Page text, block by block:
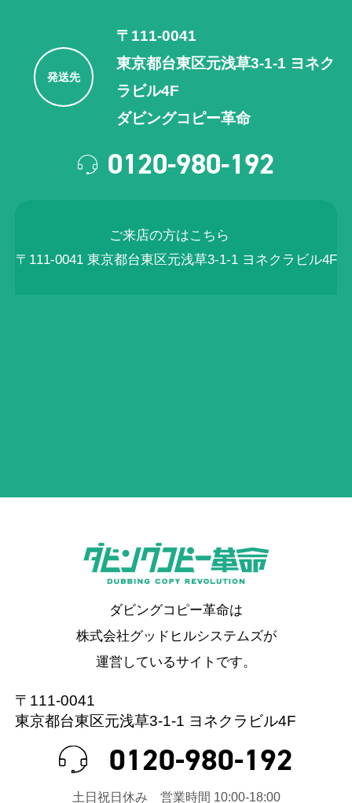
発送先
〒111-0041
東京都台東区元浅草3-1-1 ヨネク
ラビル4F
ダビングコピー革命
0120-980-192
ご来店の方はこちら
〒111-0041 東京都台東区元浅草3-1-1 ヨネクラビル4F
ダビングコピー革命は
株式会社グッドヒルシステムズが
運営しているサイトです。
〒111-0041
東京都台東区元浅草3-1-1 ヨネクラビル4F
0120-980-192
⼟⽇祝⽇休み 営業時間 10:00-18:00